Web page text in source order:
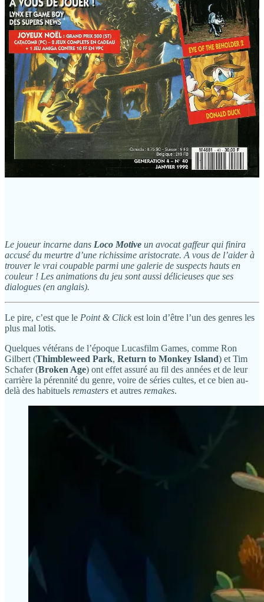
Le joueur incarne dans Loco Motive un avocat gaffeur qui finira
accusé du meurtre d’une richissime aristocrate. A vous de l’aider à
trouver le vrai coupable parmi une galerie de suspects hauts en
couleur ! Les animations du jeu sont aussi délicieuses que ses
dialogues (en anglais).
Le pire, c’est que le Point & Click est loin d’être l’un des genres les
plus mal lotis.
Quelques vétérans de l’époque Lucasfilm Games, comme Ron
Gilbert (‎Thimbleweed Park, Return to Monkey Island) et Tim
Schafer (Broken Age) ont effet assuré au fil des années et de leur
carrière la pérennité du genre, voire de séries cultes, et ce bien au-
delà des habituels remasters et autres remakes.